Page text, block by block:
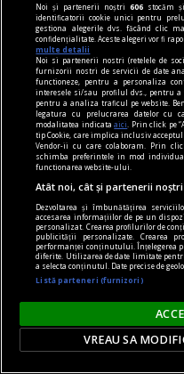
poemul săptămânii
Orice sfârșit e un
Când faci febră,
cu toată gura știrbă.
în oraș
Noi și partenerii noștri606 stocăm
identificatorii cookie unici pentru
gestiona alegerile dvs. făcând clic
confidențialitate. Aceste alegeri vor fi
multe detalii
Noi si partenerii nostri (retelele de
furnizorii nostri de servicii de date
functioneze, pentru a personaliza
interesele si/sau profilul dvs., pentru
pentru a analiza traficul pe website.
legatura cu prelucrarea datelor cu
modalitatea indicataaici
. Prin click pe
tip Cookie, care implica inclusiv
Vendor-ii cu care colaboram. Prin click
schimba preferintele in mod
functionarea website-ului.
Atât noi, cât și partenerii
Dezvoltarea și îmbunătățirea
accesarea informațiilor de pe un
personalizat. Crearea profilurilor de
publicității personalizate. Crearea
performanței conținutului. Înțelegerea
diferite. Utilizarea de date limitate
a selecta conținutul. Date precise de
Listă parteneri (furnizori)
VREAU SA